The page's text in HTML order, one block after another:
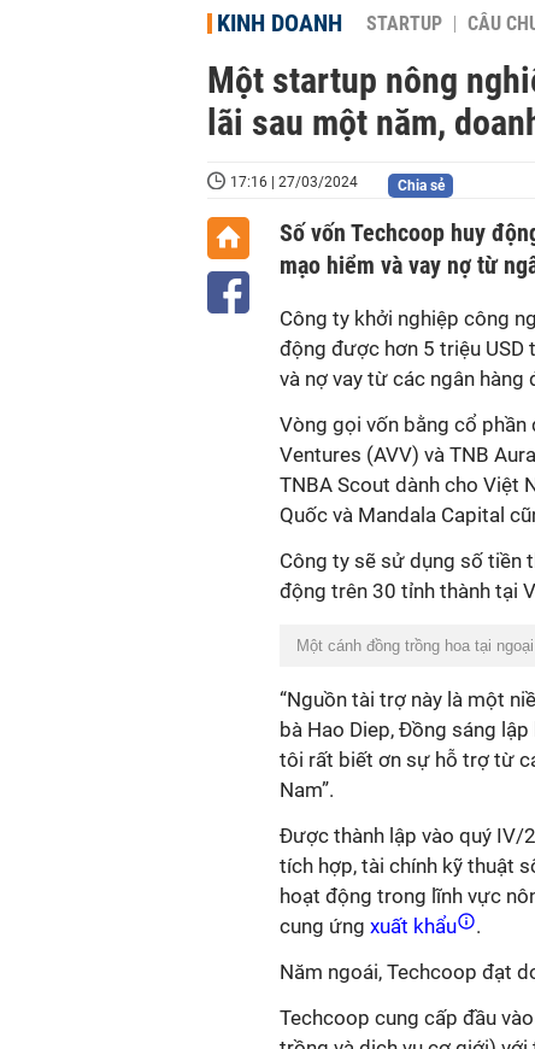
KINH DOANH STARTUP CÂU
Một startup nông
lãi sau một năm,
17:16 | 27/03/2024 Chia sẻ
Số vốn Techcoop huy
mạo hiểm và vay nợ từ
Công ty khởi nghiệp công
động được hơn 5 triệu USD
và nợ vay từ các ngân hàng
Vòng gọi vốn bằng cổ
Ventures (AVV) và TNB
TNBA Scout dành cho Việt
Quốc và Mandala Capital
Công ty sẽ sử dụng số tiền
động trên 30 tỉnh thành tại
Một cánh đồng trồng hoa tại
“Nguồn tài trợ này là một
bà Hao Diep, Đồng sáng
tôi rất biết ơn sự hỗ trợ từ
Nam”.
Được thành lập vào quý IV/
tích hợp, tài chính kỹ thuật
hoạt động trong lĩnh vực
cung ứng xuất khẩu
.
Năm ngoái, Techcoop đạt
Techcoop cung cấp đầu